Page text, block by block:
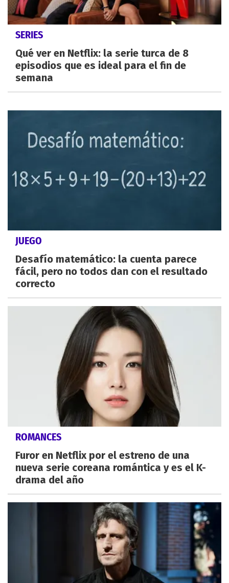
SERIES
Qué ver en Netflix: la serie turca de 8
episodios que es ideal para el fin de
semana
JUEGO
Desafío matemático: la cuenta parece
fácil, pero no todos dan con el resultado
correcto
ROMANCES
Furor en Netflix por el estreno de una
nueva serie coreana romántica y es el K-
drama del año